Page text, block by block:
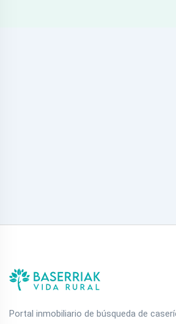
Portal inmobiliario de búsqueda de